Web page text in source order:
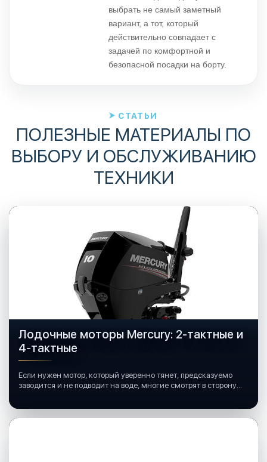
выбрать не самый заметный
вариант, а тот, который
действительно совпадает с
задачей по комфортной и
безопасной посадки на борту.
СТАТЬИ
ПОЛЕЗНЫЕ МАТЕРИАЛЫ ПО
ВЫБОРУ И ОБСЛУЖИВАНИЮ
ТЕХНИКИ
Лодочные моторы Mercury: 2-тактные и
4-тактные
Если нужен мотор, который уверенно тянет, предсказуемо
заводится и не подводит на воде, многие смотрят в сторону